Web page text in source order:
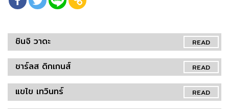
READ
ชินจิ วาดะ
READ
ชาร์ลส ดิกเกนส์
READ
แขไข เทวินทร์